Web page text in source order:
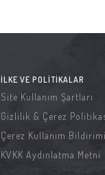
Site Kullanım Şartları
Gizlilik & Çerez Politikası
Çerez Kullanım Bildirimi
KVKK Aydınlatma Metni